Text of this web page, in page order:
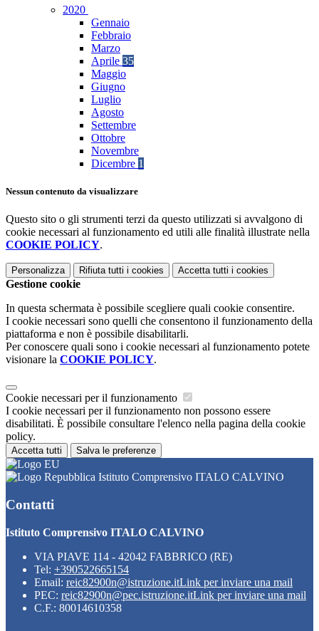
2020
Gennaio
Febbraio
Marzo
Aprile 35
Maggio
Giugno
Luglio
Agosto
Settembre
Ottobre
Novembre
Dicembre 1
Nessun contenuto da visualizzare
Questo sito o gli strumenti terzi da questo utilizzati si avvalgono di
cookie necessari al funzionamento ed utili alle finalità illustrate nella
COOKIE POLICY.
Personalizza Rifiuta tutti i cookies Accetta tutti i cookies
Gestione cookie
In questa schermata è possibile scegliere quali cookie consentire.
I cookie necessari sono quelli che consentono il funzionamento della
piattaforma e non è possibile disabilitarli.
Per conoscere quali sono i cookie necessari al funzionamento potete
visionare la COOKIE POLICY.
Cookie necessari per il funzionamento
I cookie necessari per il funzionamento non possono essere
disabilitati. È possibile consultare l'elenco nella pagina della cookie
policy.
Accetta tutti Salva le preferenze
Istituto Comprensivo ITALO CALVINO
Contatti
Istituto Comprensivo ITALO CALVINO
VIA PIAVE 114 - 42042 FABBRICO (RE)
Tel: +390522665154
Email: reic82900n@istruzione.itLink per inviare una mail
PEC: reic82900n@pec.istruzione.itLink per inviare una mail
C.F.: 80014610358